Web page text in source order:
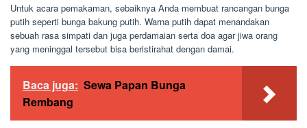
Untuk acara pemakaman, sebaiknya Anda membuat rancangan bunga
putih seperti bunga bakung putih. Warna putih dapat menandakan
sebuah rasa simpati dan juga perdamaian serta doa agar jiwa orang
yang meninggal tersebut bisa beristirahat dengan damai.
Baca juga: Sewa Papan Bunga
Rembang